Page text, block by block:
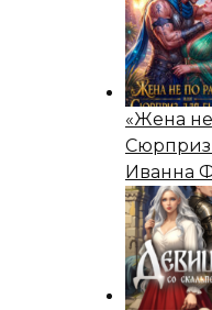
«Жена
Сюрприз
Иванна